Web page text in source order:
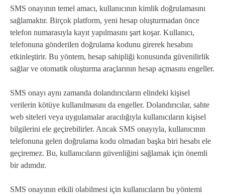
SMS onayının temel amacı, kullanıcının kimlik doğrulamasını
sağlamaktır. Birçok platform, yeni hesap oluşturmadan önce
telefon numarasıyla kayıt yapılmasını şart koşar. Kullanıcı,
telefonuna gönderilen doğrulama kodunu girerek hesabını
etkinleştirir. Bu yöntem, hesap sahipliği konusunda güvenilirlik
sağlar ve otomatik oluşturma araçlarının hesap açmasını engeller.
SMS onayı aynı zamanda dolandırıcıların elindeki kişisel
verilerin kötüye kullanılmasını da engeller. Dolandırıcılar, sahte
web siteleri veya uygulamalar aracılığıyla kullanıcıların kişisel
bilgilerini ele geçirebilirler. Ancak SMS onayıyla, kullanıcının
telefonuna gelen doğrulama kodu olmadan başka biri hesabı ele
geçiremez. Bu, kullanıcıların güvenliğini sağlamak için önemli
bir adımdır.
SMS onayının etkili olabilmesi için kullanıcıların bu yöntemi